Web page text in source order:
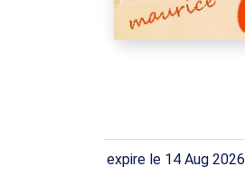
expire le 14 Aug 2026